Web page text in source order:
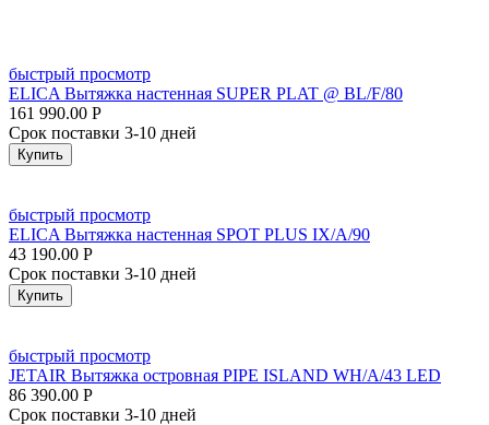
быстрый просмотр
ELICA Вытяжка настенная SUPER PLAT @ BL/F/80
161 990.00 Р
Срок поставки 3-10 дней
Купить
быстрый просмотр
ELICA Вытяжка настенная SPOT PLUS IX/A/90
43 190.00 Р
Срок поставки 3-10 дней
Купить
быстрый просмотр
JETAIR Вытяжка островная PIPE ISLAND WH/A/43 LED
86 390.00 Р
Срок поставки 3-10 дней